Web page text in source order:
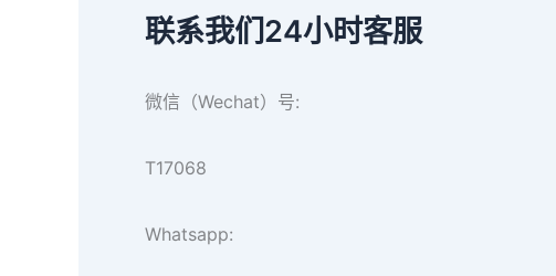
联系我们24小时客服
微信（Wechat）号:
T17068
Whatsapp: